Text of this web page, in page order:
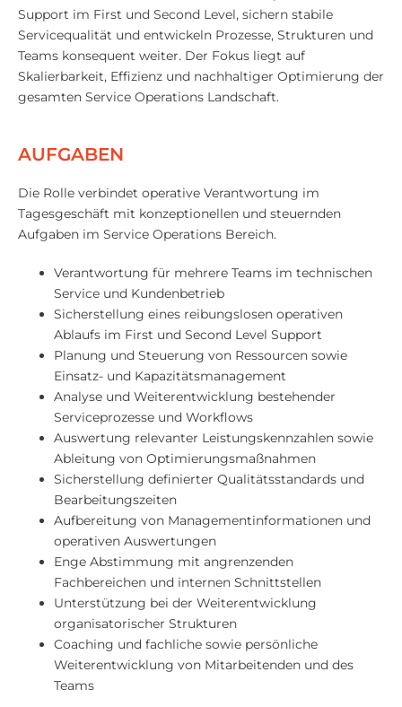
Support im First und Second Level, sichern stabile
Servicequalität und entwickeln Prozesse, Strukturen und
Teams konsequent weiter. Der Fokus liegt auf
Skalierbarkeit, Effizienz und nachhaltiger Optimierung der
gesamten Service Operations Landschaft.
AUFGABEN
Die Rolle verbindet operative Verantwortung im
Tagesgeschäft mit konzeptionellen und steuernden
Aufgaben im Service Operations Bereich.
Verantwortung für mehrere Teams im technischen
Service und Kundenbetrieb
Sicherstellung eines reibungslosen operativen
Ablaufs im First und Second Level Support
Planung und Steuerung von Ressourcen sowie
Einsatz- und Kapazitätsmanagement
Analyse und Weiterentwicklung bestehender
Serviceprozesse und Workflows
Auswertung relevanter Leistungskennzahlen sowie
Ableitung von Optimierungsmaßnahmen
Sicherstellung definierter Qualitätsstandards und
Bearbeitungszeiten
Aufbereitung von Managementinformationen und
operativen Auswertungen
Enge Abstimmung mit angrenzenden
Fachbereichen und internen Schnittstellen
Unterstützung bei der Weiterentwicklung
organisatorischer Strukturen
Coaching und fachliche sowie persönliche
Weiterentwicklung von Mitarbeitenden und des
Teams